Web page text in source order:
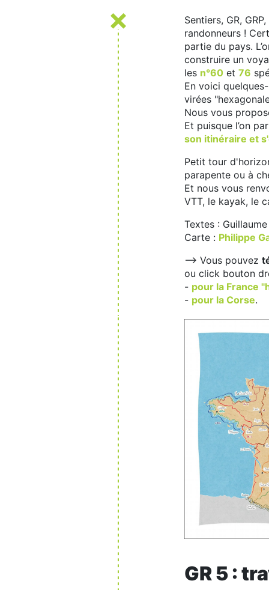
Sentiers, GR, GRP,
randonneurs !
partie du pays.
construire un
les n°60 et 76
En voici
virées
Nous vous
Et puisque l’on
son itinéraire et
Petit tour
parapente ou à
Et nous vous
VTT, le kayak, le
Textes :
Carte : Philippe
--> Vous pouvez
ou click bouton
- pour la France
- pour la Corse.
GR 5 :